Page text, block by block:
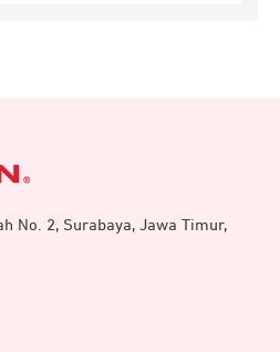
No. 2, Surabaya, Jawa Timur,